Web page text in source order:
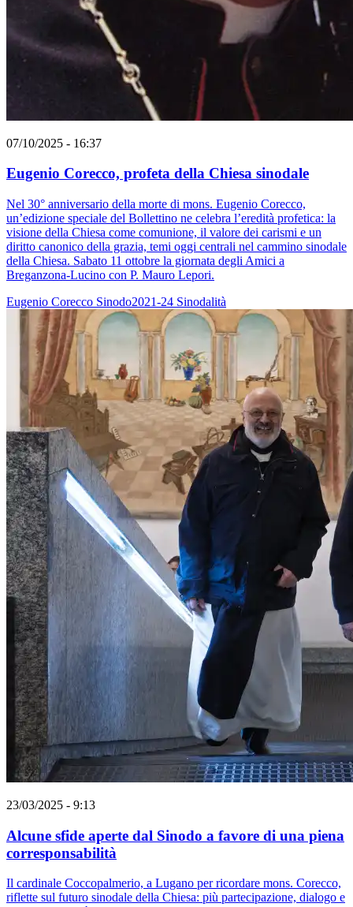
07/10/2025 - 16:37
Eugenio Corecco, profeta della Chiesa sinodale
Nel 30° anniversario della morte di mons. Eugenio Corecco,
un’edizione speciale del Bollettino ne celebra l’eredità profetica: la
visione della Chiesa come comunione, il valore dei carismi e un
diritto canonico della grazia, temi oggi centrali nel cammino sinodale
della Chiesa. Sabato 11 ottobre la giornata degli Amici a
Breganzona-Lucino con P. Mauro Lepori.
Eugenio Corecco Sinodo2021-24 Sinodalità
23/03/2025 - 9:13
Alcune sfide aperte dal Sinodo a favore di una piena
corresponsabilità
Il cardinale Coccopalmerio, a Lugano per ricordare mons. Corecco,
riflette sul futuro sinodale della Chiesa: più partecipazione, dialogo e